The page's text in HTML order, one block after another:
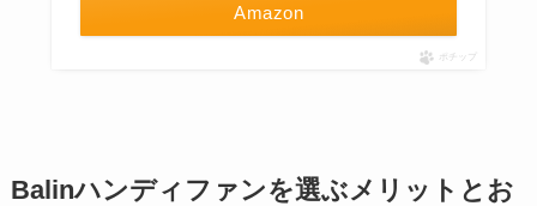
Amazon
ポチップ
Balinハンディファンを選ぶメリットとお